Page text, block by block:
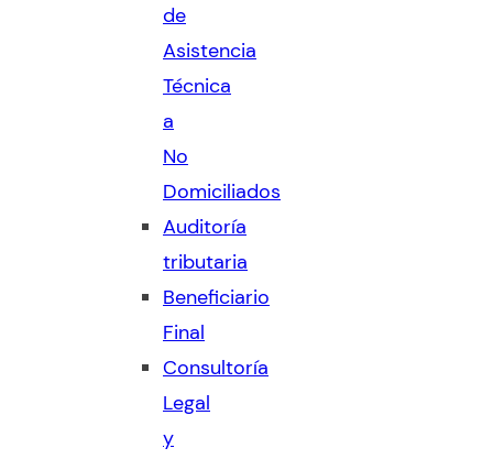
de
Asistencia
Técnica
a
No
Domiciliados
Auditoría
tributaria
Beneficiario
Final
Consultoría
Legal
y